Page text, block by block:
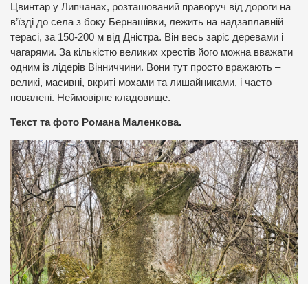
Цвинтар у Липчанах, розташований праворуч від дороги на
в’їзді до села з боку Бернашівки, лежить на надзаплавній
терасі, за 150-200 м від Дністра. Він весь заріс деревами і
чагарями. За кількістю великих хрестів його можна вважати
одним із лідерів Вінниччини. Вони тут просто вражають –
великі, масивні, вкриті мохами та лишайниками, і часто
повалені. Неймовірне кладовище.
Текст та фото Романа Маленкова.